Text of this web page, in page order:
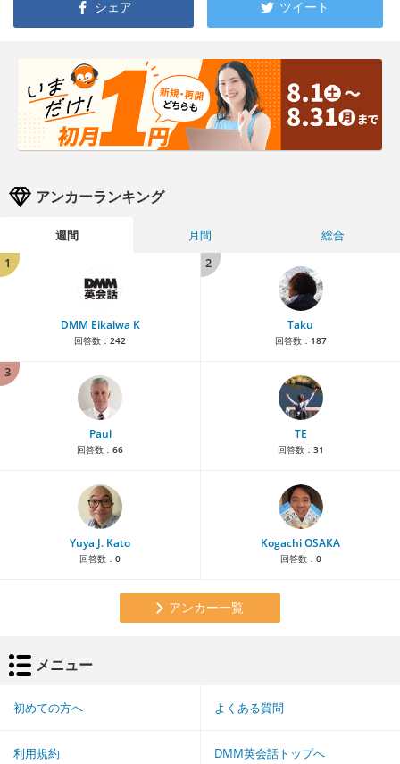
シェア ツイート
アンカーランキング
週間 月間
総合
1
DMM Eikaiwa K
回答数： 242
2
Taku
回答数： 187
3
Paul
回答数： 66
TE
回答数： 31
Yuya J. Kato
回答数： 0
Kogachi OSAKA
回答数： 0
アンカー一覧
メニュー
初めての方へ よくある質問
利用規約 DMM英会話トップへ